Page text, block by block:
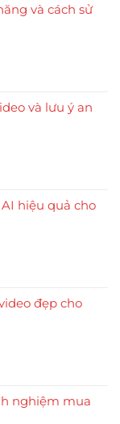
và cách sử
và lưu ý an
hiệu quả cho
đẹp cho
nghiệm mua